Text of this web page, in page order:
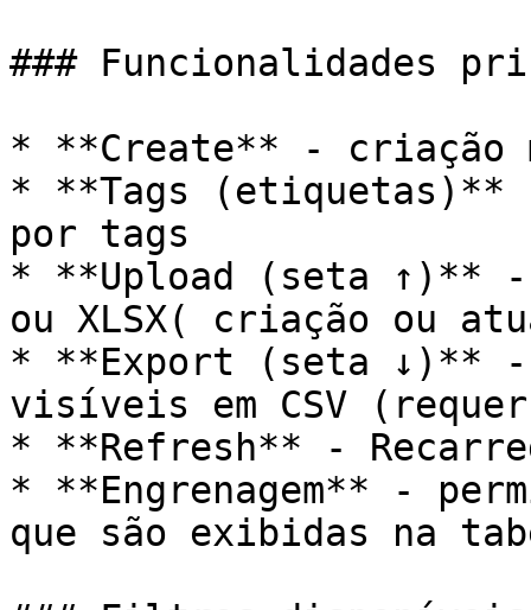
### Funcionalidades
* **Create** - criação
* **Tags
por tags
* **Upload (seta ↑)** -
ou XLSX( criação ou
* **Export (seta ↓)** -
visíveis em CSV (requer
* **Refresh** -
* **Engrenagem** -
que são exibidas na